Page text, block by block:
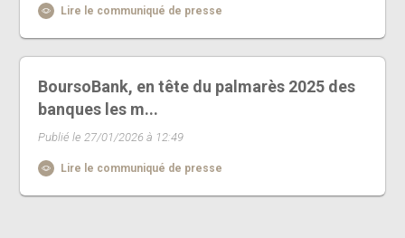
Lire le communiqué de presse
BoursoBank, en tête du palmarès 2025 des
banques les m...
Publié le 27/01/2026 à 12:49
Lire le communiqué de presse